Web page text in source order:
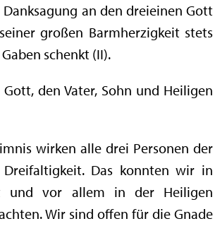
an den dreieinen Gott
großen Barmherzigkeit stets
schenkt (II).
Gott, den Vater, Sohn und Heiligen
wirken alle drei Personen der
Dreifaltigkeit. Das konnten wir in
und vor allem in der Heiligen
Wir sind offen für die Gnade